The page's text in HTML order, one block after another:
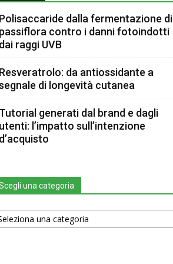
Polisaccaride dalla fermentazione di
passiflora contro i danni fotoindotti
dai raggi UVB
Resveratrolo: da antiossidante a
di longevità cutanea
Tutorial generati dal brand e dagli
utenti: l’impatto sull’intenzione
d’acquisto
una categoria